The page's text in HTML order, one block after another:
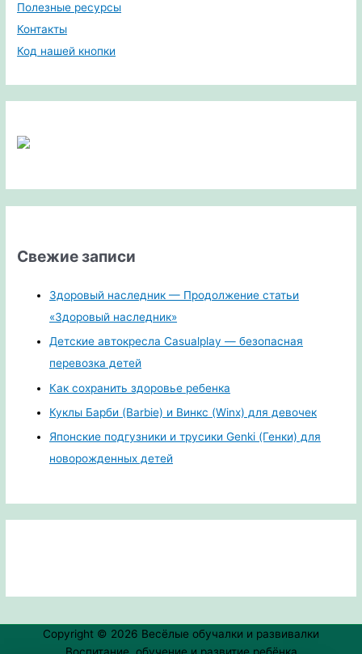
Полезные ресурсы
Контакты
Код нашей кнопки
Свежие записи
Здоровый наследник — Продолжение статьи
«Здоровый наследник»
Детские автокресла Casualplay — безопасная
перевозка детей
Как сохранить здоровье ребенка
Куклы Барби (Barbie) и Винкс (Winx) для девочек
Японские подгузники и трусики Genki (Генки) для
новорожденных детей
Copyright © 2026 Весёлые обучалки и развивалки